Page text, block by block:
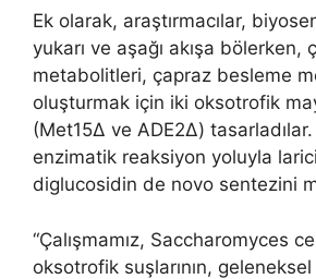
Ek olarak, araştırmacılar,
yukarı ve aşağı akışa bölerken,
metabolitleri, çapraz besleme
oluşturmak için iki oksotrofik
(Met15Δ ve ADE2Δ)
enzimatik reaksiyon yoluyla
diglucosidin de novo sentezini
“Çalışmamız, Saccharomyces
oksotrofik suşlarının, geleneksel